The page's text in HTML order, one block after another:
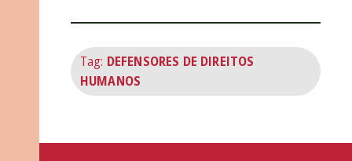
Tag: DEFENSORES DE DIREITOS
HUMANOS